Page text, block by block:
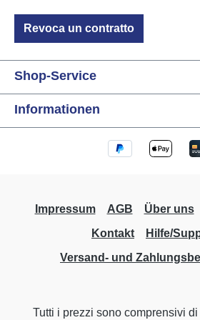
automazione degli edifici.
Revoca un contratto
Shop-Service
Informationen
Impressum AGB Über uns
Kontakt
Hilfe/
Versand- und
Tutti i prezzi sono comprensivi di